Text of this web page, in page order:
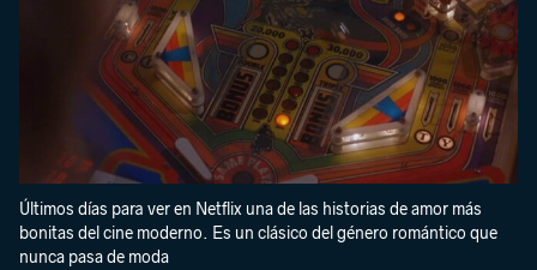
Últimos días para ver en Netflix una de las historias de amor más
bonitas del cine moderno. Es un clásico del género romántico que
nunca pasa de moda